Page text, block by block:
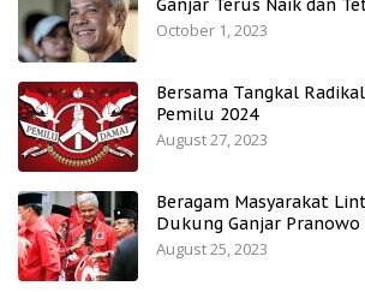
Ganjar Terus Naik dan
October 1, 2023
Bersama Tangkal
Pemilu 2024
August 27, 2023
Beragam Masyarakat
Dukung Ganjar Pranowo
August 25, 2023